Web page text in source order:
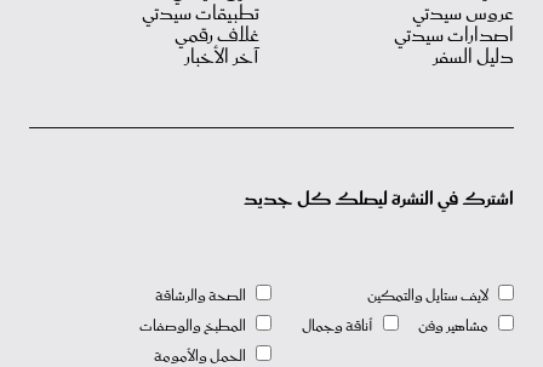
عروس سيدتي
اصدارات سيدتي
دليل السفر
تطبيقات سيدتي
غلاف رقمي
آخر الأخبار
اشترك في النشرة ليصلك كل جديد
لايف ستايل والتمكين
مشاهير وفن
أناقة وجمال
الصحة والرشاقة
المطبخ والوصفات
الحمل والأمومة